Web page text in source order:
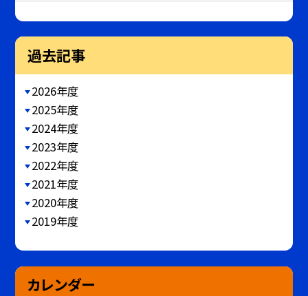
過去記事
2026年度
2025年度
2024年度
2023年度
2022年度
2021年度
2020年度
2019年度
カレンダー